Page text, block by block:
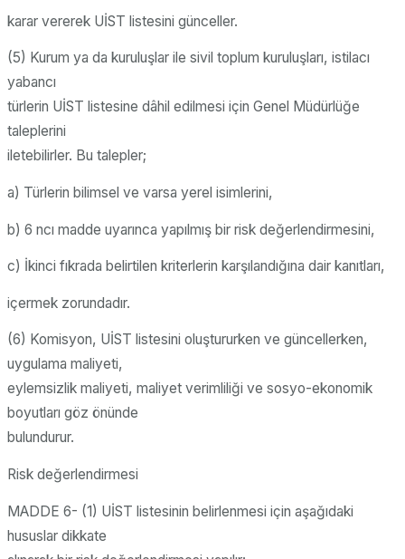
karar vererek UİST listesini günceller.
(5) Kurum ya da kuruluşlar ile sivil toplum kuruluşları, istilacı
yabancı
türlerin UİST listesine dâhil edilmesi için Genel Müdürlüğe
taleplerini
iletebilirler. Bu talepler;
a) Türlerin bilimsel ve varsa yerel isimlerini,
b) 6 ncı madde uyarınca yapılmış bir risk değerlendirmesini,
c) İkinci fıkrada belirtilen kriterlerin karşılandığına dair kanıtları,
içermek zorundadır.
(6) Komisyon, UİST listesini oluştururken ve güncellerken,
uygulama maliyeti,
eylemsizlik maliyeti, maliyet verimliliği ve sosyo-ekonomik
boyutları göz önünde
bulundurur.
Risk değerlendirmesi
MADDE 6- (1) UİST listesinin belirlenmesi için aşağıdaki
hususlar dikkate